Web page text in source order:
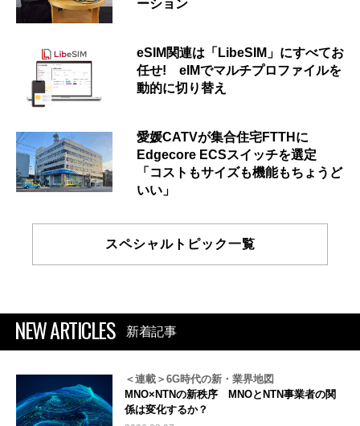
ーション
eSIM関連は「LibeSIM」にすべてお
任せ! eIMでマルチプロファイルを
動的に切り替え
愛媛CATVが集合住宅FTTHに
Edgecore ECSスイッチを選定
「コストもサイズも機能もちょうど
いい」
スペシャルトピック一覧
NEW ARTICLES 新着記事
＜連載＞6G時代の新・業界地図
MNO×NTNの新秩序 MNOとNTN事業者の関
係は変化するか？